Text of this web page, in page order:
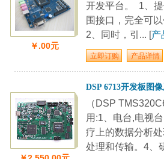
￥.00元
开发平台。 1、
围接口，完全可
2、同时，引... [产
DSP 6713开发板图
（DSP
用:1、电台,电视
疗上的数据分析
处理和传输。4、